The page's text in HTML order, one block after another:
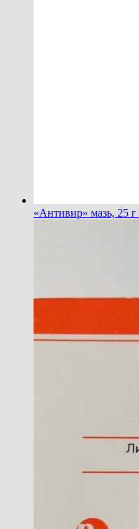
«Антивир» мазь, 25 г